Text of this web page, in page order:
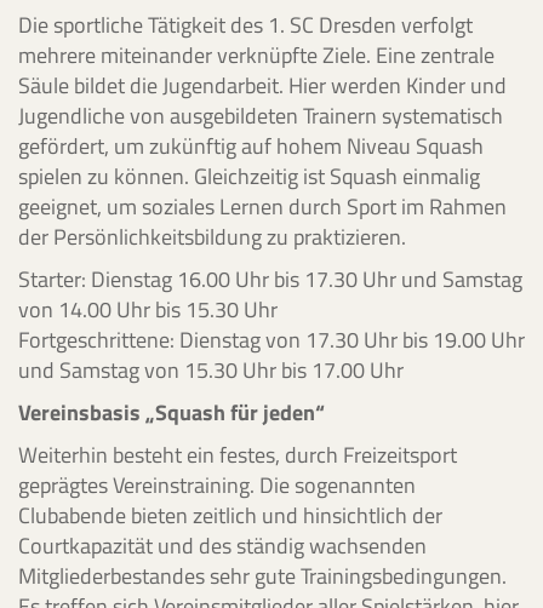
Die sportliche Tätigkeit des 1. SC Dresden verfolgt
mehrere miteinander verknüpfte Ziele. Eine zentrale
Säule bildet die Jugendarbeit. Hier werden Kinder und
Jugendliche von ausgebildeten Trainern systematisch
gefördert, um zukünftig auf hohem Niveau Squash
spielen zu können. Gleichzeitig ist Squash einmalig
geeignet, um soziales Lernen durch Sport im Rahmen
der Persönlichkeitsbildung zu praktizieren.
Starter: Dienstag 16.00 Uhr bis 17.30 Uhr und Samstag
von 14.00 Uhr bis 15.30 Uhr
Fortgeschrittene: Dienstag von 17.30 Uhr bis 19.00 Uhr
und Samstag von 15.30 Uhr bis 17.00 Uhr
Vereinsbasis „Squash für jeden“
Weiterhin besteht ein festes, durch Freizeitsport
geprägtes Vereinstraining. Die sogenannten
Clubabende bieten zeitlich und hinsichtlich der
Courtkapazität und des ständig wachsenden
Mitgliederbestandes sehr gute Trainingsbedingungen.